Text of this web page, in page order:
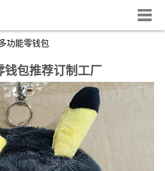
功能零钱包
钱包推荐订制工厂